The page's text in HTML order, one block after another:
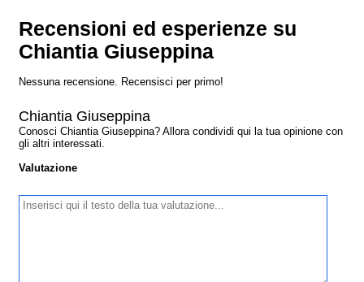
Recensioni ed esperienze su
Chiantia Giuseppina
Nessuna recensione. Recensisci per primo!
Chiantia Giuseppina
Conosci Chiantia Giuseppina? Allora condividi qui la tua opinione con
gli altri interessati.
Valutazione